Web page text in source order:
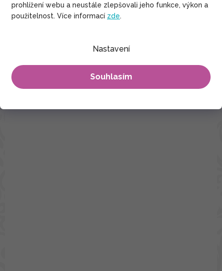
prohlížení webu a neustále zlepšovali jeho funkce, výkon a
použitelnost. Více informací zde.
Nastavení
Souhlasím
Bavlna